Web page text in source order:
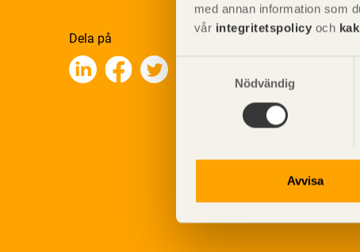
med annan information som
vår integritetspolicy och
Nödvändig
Avvisa
Dela på